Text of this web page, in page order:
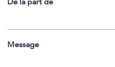
De la part de
Message